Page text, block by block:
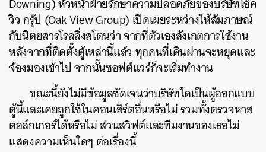
วิว กรุ๊ป (Oak View Group) เปิดเผยระหว่างให้สัมภาษณ์
กับนิตยสารโรลลิ่งสโตนว่า จากที่ตัวเองสังเกตการใช้งาน
หลังจากที่ติดตั้งตู้เหล่านี้แล้ว ทุกคนที่เดินผ่านจะหยุดและ
จ้องมองเข้าไป จากนั้นซอฟต์แวร์ก็จะเริ่มทำงาน
ขณะนี้ยังไม่มีข้อมูลชัดเจนว่าบริษัทใดเป็นผู้ออกแบบ
ตู้นี้และเคยถูกใช้ในคอนเสิร์ตอื่นหรือไม่ รวมทั้งตรวจหาส
ตอล์กเกอร์ได้หรือไม่ ส่วนสวิฟต์และทีมงานของเธอไม่
แสดงความเห็นใดๆ ต่อเรื่องนี้